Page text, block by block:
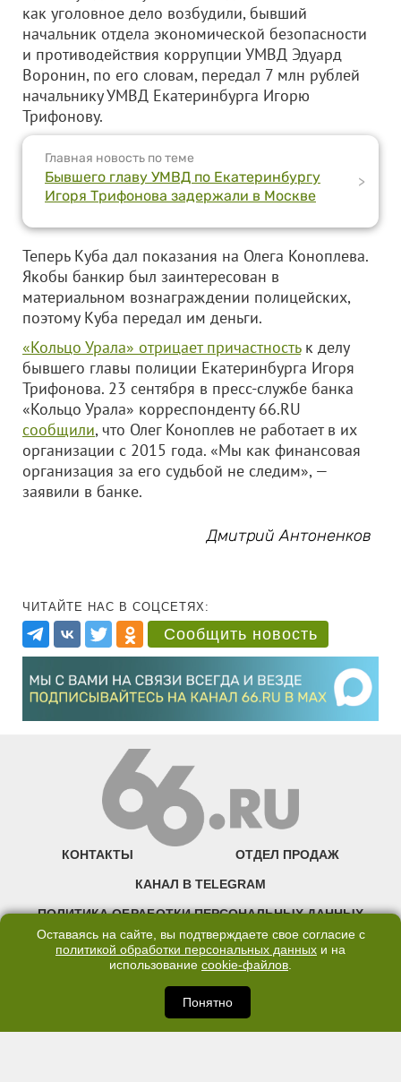
как уголовное дело возбудили, бывший
начальник отдела экономической безопасности
и противодействия коррупции УМВД Эдуард
Воронин, по его словам, передал 7 млн рублей
начальнику УМВД Екатеринбурга Игорю
Трифонову.
Главная новость по теме
Бывшего главу УМВД по Екатеринбургу
Игоря Трифонова задержали в Москве
>
Теперь Куба дал показания на Олега Коноплева.
Якобы банкир был заинтересован в
материальном вознаграждении полицейских,
поэтому Куба передал им деньги.
«Кольцо Урала» отрицает причастностьк делу
бывшего главы полиции Екатеринбурга Игоря
Трифонова. 23 сентября в пресс-службе банка
«Кольцо Урала» корреспонденту 66.RU
сообщили, что Олег Коноплев не работает в их
организации с 2015 года. «Мы как финансовая
организация за его судьбой не следим», —
заявили в банке.
Дмитрий Антоненков
ЧИТАЙТЕ НАС В СОЦСЕТЯХ:
Сообщить новость
КОНТАКТЫ ОТДЕЛ ПРОДАЖ
КАНАЛ В TELEGRAM
ПОЛИТИКА ОБРАБОТКИ ПЕРСОНАЛЬНЫХ ДАННЫХ
COOKIE
©2007—2025 66.RU. Воспроизведение, сообщение, доведение до всеобщего
сведения размещенных на сайте 66.RU материалов и их элементов без согласия
Оставаясь на сайте, вы подтверждаете свое согласие с
политикой обработки персональных данных и на
использование cookie-файлов.
Понятно